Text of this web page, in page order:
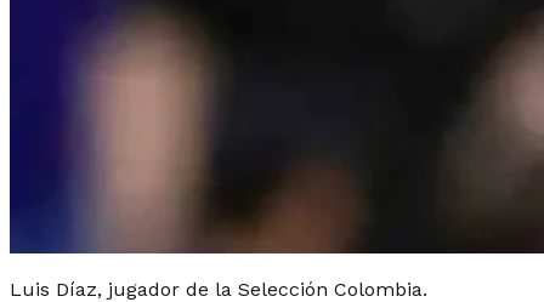
Luis Díaz, jugador de la Selección Colombia.